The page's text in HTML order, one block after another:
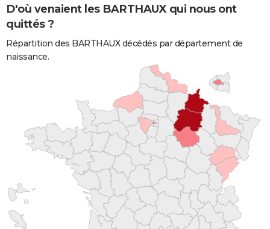
D'où venaient les BARTHAUX qui nous ont
quittés ?
Répartition des BARTHAUX décédés par département de
naissance.